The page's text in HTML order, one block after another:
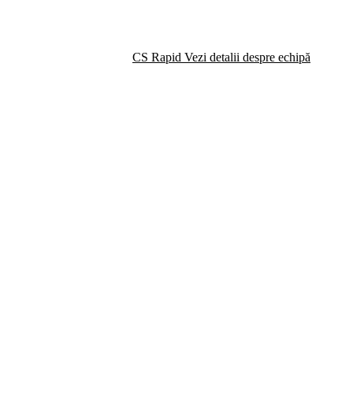
CS Rapid Vezi detalii despre echipă